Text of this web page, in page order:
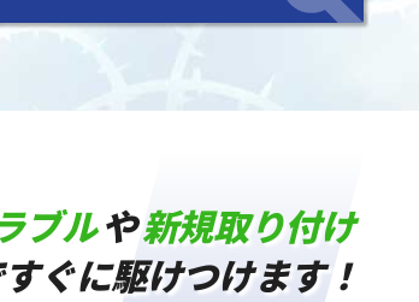
ブルや新規取り付け
ぐに駆けつけます！